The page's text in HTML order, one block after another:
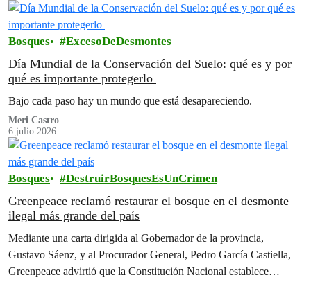
Bosques ExcesoDeDesmontes
Día Mundial de la Conservación del Suelo: qué es y por
qué es importante protegerlo
Bajo cada paso hay un mundo que está desapareciendo.
Meri Castro
6 julio 2026
Bosques DestruirBosquesEsUnCrimen
Greenpeace reclamó restaurar el bosque en el desmonte
ilegal más grande del país
Mediante una carta dirigida al Gobernador de la provincia,
Gustavo Sáenz, y al Procurador General, Pedro García Castiella,
Greenpeace advirtió que la Constitución Nacional establece